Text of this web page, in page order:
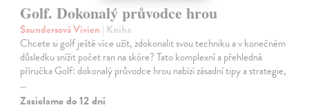
Golf. Dokonalý průvodce hrou
Saundersová Vivien | Kniha
Chcete si golf ještě více užít, zdokonalit svou techniku a v konečném
důsledku snížit počet ran na skóre? Tato komplexní a přehledná
příručka Golf: dokonalý průvodce hrou nabízí zásadní tipy a strategie,
…
Zasielame do 12 dní